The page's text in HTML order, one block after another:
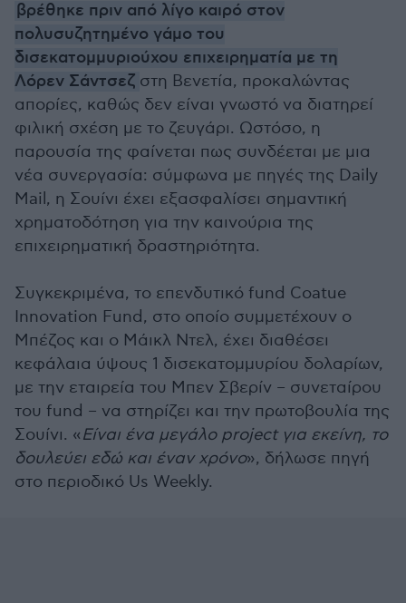
βρέθηκε πριν από λίγο καιρό στον
πολυσυζητημένο γάμο του
δισεκατομμυριούχου επιχειρηματία με τη
Λόρεν Σάντσεζ στη Βενετία, προκαλώντας
απορίες, καθώς δεν είναι γνωστό να διατηρεί
φιλική σχέση με το ζευγάρι. Ωστόσο, η
παρουσία της φαίνεται πως συνδέεται με μια
νέα συνεργασία: σύμφωνα με πηγές της Daily
Mail, η Σουίνι έχει εξασφαλίσει σημαντική
χρηματοδότηση για την καινούρια της
επιχειρηματική δραστηριότητα.
Συγκεκριμένα, το επενδυτικό fund Coatue
Innovation Fund, στο οποίο συμμετέχουν ο
Μπέζος και ο Μάικλ Ντελ, έχει διαθέσει
κεφάλαια ύψους 1 δισεκατομμυρίου δολαρίων,
με την εταιρεία του Μπεν Σβερίν – συνεταίρου
του fund – να στηρίζει και την πρωτοβουλία της
Σουίνι. «Είναι ένα μεγάλο project για εκείνη, το
δουλεύει εδώ και έναν χρόνο», δήλωσε πηγή
στο περιοδικό Us Weekly.